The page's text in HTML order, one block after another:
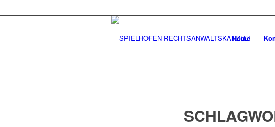
Home